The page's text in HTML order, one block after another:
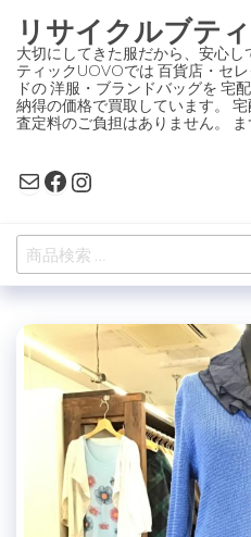
ン
テ
ン
ツ
プ
リサイクルブテ
大切にしてきた服だから、安心
ティックUOVOでは 百貨店・セ
ドの 洋服・ブランドバッグを 宅
納得の価格で買取しています。
査定料のご負担はありません。
MailFacebook
Instagram
検
索
象: